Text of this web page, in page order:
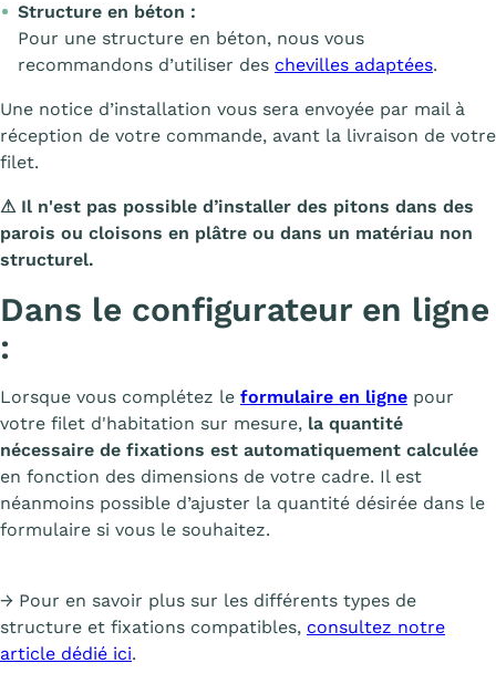
Structure en béton :
Pour une structure en béton, nous vous
recommandons d’utiliser des chevilles adaptées.
Une notice d’installation vous sera envoyée par mail à
réception de votre commande, avant la livraison de votre
filet.
⚠Il n'est pas possible d’installer des pitons dans des
parois ou cloisons en plâtre ou dans un matériau non
structurel.
Dans le configurateur en ligne
:
Lorsque vous complétez le formulaire en ligne pour
votre filet d'habitation sur mesure, la quantité
nécessaire de fixations est automatiquement calculée
en fonction des dimensions de votre cadre. Il est
néanmoins possible d’ajuster la quantité désirée dans le
formulaire si vous le souhaitez.
→ Pour en savoir plus sur les différents types de
structure et fixations compatibles, consultez notre
article dédié ici.